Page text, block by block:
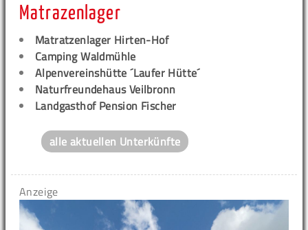
Matrazenlager
Matratzenlager Hirten-Hof
Camping Waldmühle
Alpenvereinshütte ´Laufer Hütte´
Naturfreundehaus Veilbronn
Landgasthof Pension Fischer
alle aktuellen Unterkünfte
Anzeige